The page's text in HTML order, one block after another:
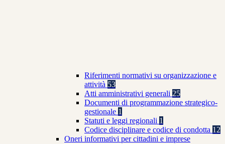
Riferimenti normativi su organizzazione e
attività 53
Atti amministrativi generali 25
Documenti di programmazione strategico-
gestionale 1
Statuti e leggi regionali 1
Codice disciplinare e codice di condotta 12
Oneri informativi per cittadini e imprese